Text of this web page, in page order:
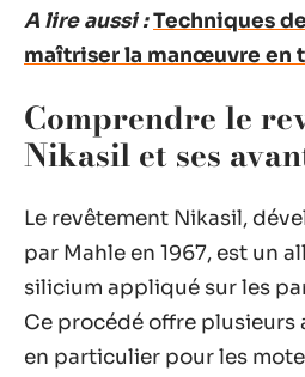
A lire aussi :Techniques
maîtriser la manœuvre en
Comprendre le
Nikasil et ses
Le revêtement Nikasil,
par Mahle en 1967, est un
silicium appliqué sur les
Ce procédé offre plusieurs
en particulier pour les